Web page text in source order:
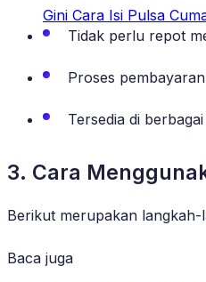
Gini Cara Isi Pulsa
Tidak perlu repot
Proses
Tersedia di
3. Cara
Berikut merupakan langkah-
Baca juga